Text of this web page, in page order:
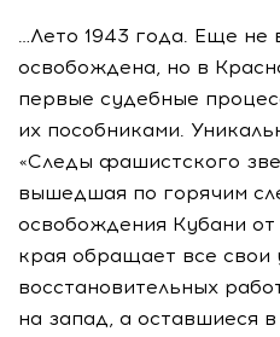
…Лето 1943 года. Еще не
освобождена, но в
первые судебные
их пособниками.
«Следы фашистского
вышедшая по горячим
освобождения Кубани
края обращает все свои
восстановительных
на запад, а оставшиеся